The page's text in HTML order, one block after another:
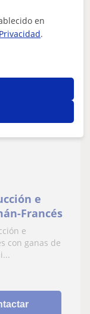
e
Francés
e
con ganas de
en
.